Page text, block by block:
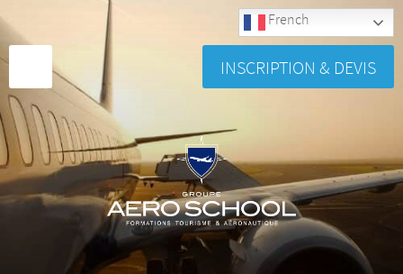
INSCRIPTION & DEVIS
French